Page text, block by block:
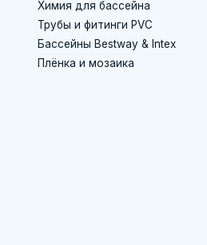
Химия для бассейна
Трубы и фитинги PVC
Бассейны Bestway & Intex
Плёнка и мозаика